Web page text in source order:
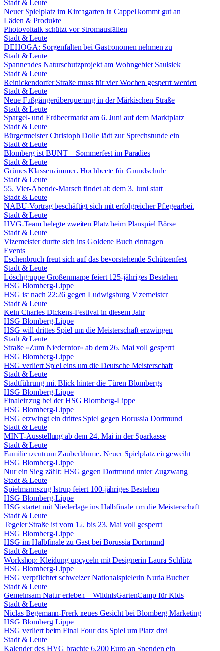
Stadt & Leute
Neuer Spielplatz im Kirchgarten in Cappel kommt gut an
Läden & Produkte
Photovoltaik schützt vor Stromausfällen
Stadt & Leute
DEHOGA: Sorgenfalten bei Gastronomen nehmen zu
Stadt & Leute
Spannendes Naturschutzprojekt am Wohngebiet Saulsiek
Stadt & Leute
Reinickendorfer Straße muss für vier Wochen gesperrt werden
Stadt & Leute
Neue Fußgängerüberquerung in der Märkischen Straße
Stadt & Leute
Spargel- und Erdbeermarkt am 6. Juni auf dem Marktplatz
Stadt & Leute
Bürgermeister Christoph Dolle lädt zur Sprechstunde ein
Stadt & Leute
Blomberg ist BUNT – Sommerfest im Paradies
Stadt & Leute
Grünes Klassenzimmer: Hochbeete für Grundschule
Stadt & Leute
55. Vier-Abende-Marsch findet ab dem 3. Juni statt
Stadt & Leute
NABU-Vortrag beschäftigt sich mit erfolgreicher Pflegearbeit
Stadt & Leute
HVG-Team belegte zweiten Platz beim Planspiel Börse
Stadt & Leute
Vizemeister durfte sich ins Goldene Buch eintragen
Events
Eschenbruch freut sich auf das bevorstehende Schützenfest
Stadt & Leute
Löschgruppe Großenmarpe feiert 125-jähriges Bestehen
HSG Blomberg-Lippe
HSG ist nach 22:26 gegen Ludwigsburg Vizemeister
Stadt & Leute
Kein Charles Dickens-Festival in diesem Jahr
HSG Blomberg-Lippe
HSG will drittes Spiel um die Meisterschaft erzwingen
Stadt & Leute
Straße »Zum Niederntor« ab dem 26. Mai voll gesperrt
HSG Blomberg-Lippe
HSG verliert Spiel eins um die Deutsche Meisterschaft
Stadt & Leute
Stadtführung mit Blick hinter die Türen Blombergs
HSG Blomberg-Lippe
Finaleinzug bei der HSG Blomberg-Lippe
HSG Blomberg-Lippe
HSG erzwingt ein drittes Spiel gegen Borussia Dortmund
Stadt & Leute
MINT-Ausstellung ab dem 24. Mai in der Sparkasse
Stadt & Leute
Familienzentrum Zauberblume: Neuer Spielplatz eingeweiht
HSG Blomberg-Lippe
Nur ein Sieg zählt: HSG gegen Dortmund unter Zugzwang
Stadt & Leute
Spielmannszug Istrup feiert 100-jähriges Bestehen
HSG Blomberg-Lippe
HSG startet mit Niederlage ins Halbfinale um die Meisterschaft
Stadt & Leute
Tegeler Straße ist vom 12. bis 23. Mai voll gesperrt
HSG Blomberg-Lippe
HSG im Halbfinale zu Gast bei Borussia Dortmund
Stadt & Leute
Workshop: Kleidung upcyceln mit Designerin Laura Schlütz
HSG Blomberg-Lippe
HSG verpflichtet schweizer Nationalspielerin Nuria Bucher
Stadt & Leute
Gemeinsam Natur erleben – WildnisGartenCamp für Kids
Stadt & Leute
Niclas Begemann-Frerk neues Gesicht bei Blomberg Marketing
HSG Blomberg-Lippe
HSG verliert beim Final Four das Spiel um Platz drei
Stadt & Leute
Kalender des HVG brachte 6.200 Euro an Spenden ein